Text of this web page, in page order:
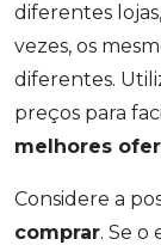
diferentes
vezes, os
diferentes.
preços para
melhores
Considere a
comprar. Se o